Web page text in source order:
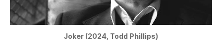
Joker (2024, Todd Phillips)